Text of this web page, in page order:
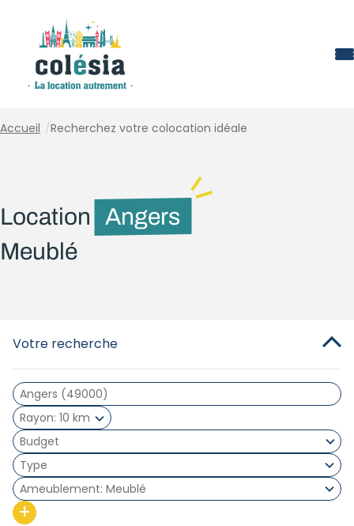
Accueil /Recherchez votre colocation idéale
Location
Angers
Meublé
Votre recherche
Rayon 10 km
Type
Ameublement Meublé
+